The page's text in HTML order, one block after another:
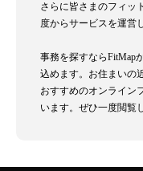
さらに皆さまのフィッ
度からサービスを運営
事務を探すならFitMap
込めます。お住まいの
おすすめのオンライン
います。ぜひ一度閲覧